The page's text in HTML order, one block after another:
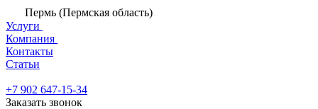
Пермь (Пермская область)
Услуги
Компания
Контакты
Статьи
+7 902 647-15-34
Заказать звонок